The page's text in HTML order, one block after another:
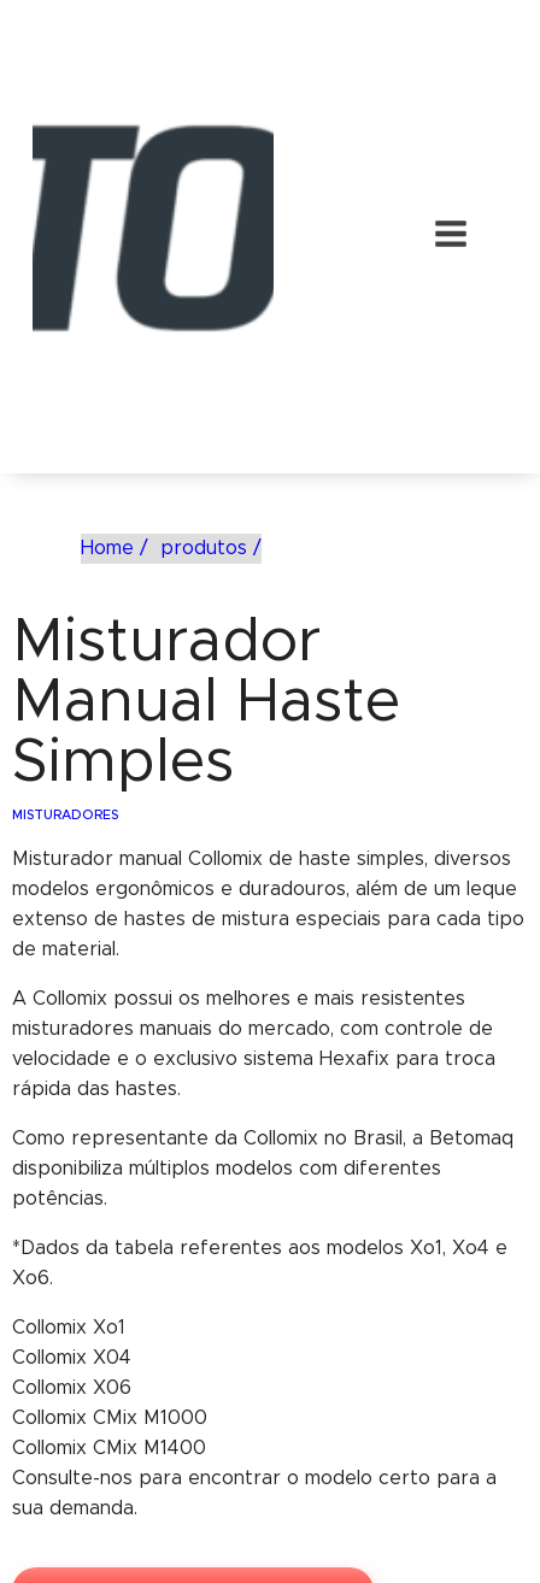
Home / produtos /
Misturador
Manual Haste
Simples
MISTURADORES
Misturador manual Collomix de haste simples, diversos
modelos ergonômicos e duradouros, além de um leque
extenso de hastes de mistura especiais para cada tipo
de material.
A Collomix possui os melhores e mais resistentes
misturadores manuais do mercado, com controle de
velocidade e o exclusivo sistema Hexafix para troca
rápida das hastes.
Como representante da Collomix no Brasil, a Betomaq
disponibiliza múltiplos modelos com diferentes
potências.
*Dados da tabela referentes aos modelos Xo1, Xo4 e
Xo6.
Collomix Xo1
Collomix X04
Collomix X06
Collomix CMix M1000
Collomix CMix M1400
Consulte-nos para encontrar o modelo certo para a
sua demanda.